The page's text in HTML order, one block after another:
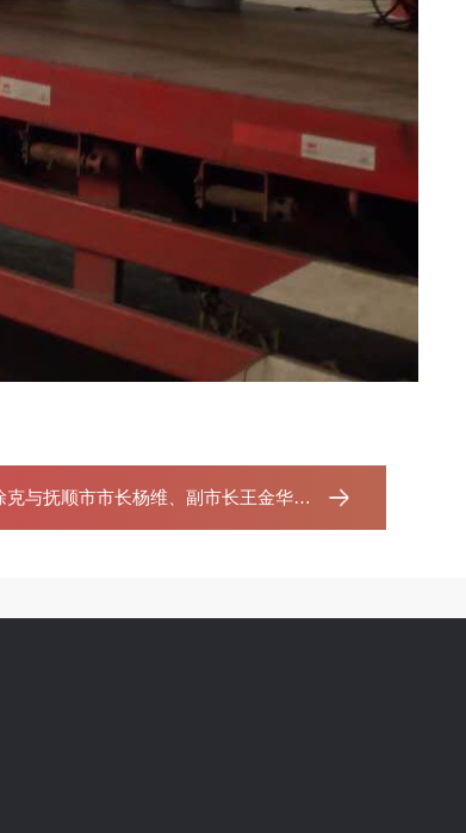
抚顺市市长杨维、副市长王金华一行来到大